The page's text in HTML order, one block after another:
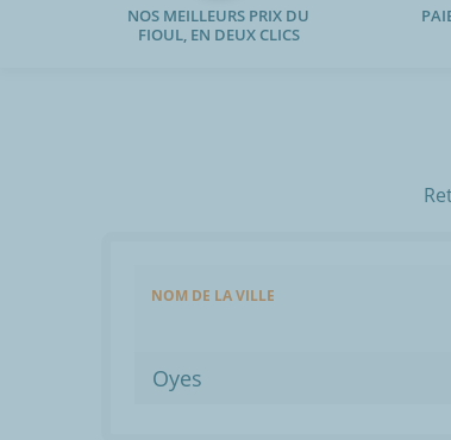
NOS MEILLEURS PRIX DU
FIOUL, EN DEUX CLICS
NOM DE LA VILLE
Oyes